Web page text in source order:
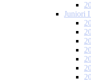
Juniori